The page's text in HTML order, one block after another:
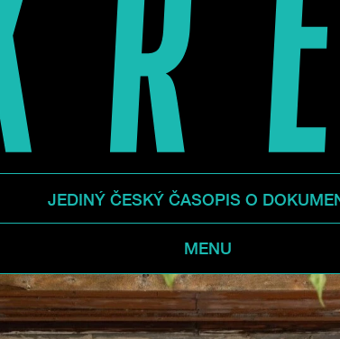
JEDINÝ ČESKÝ ČASOPIS O
MENU